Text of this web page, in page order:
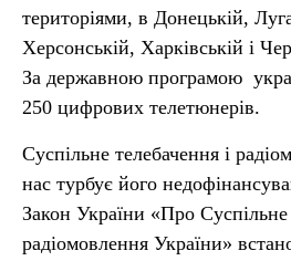
територіями, в Донецькій,
Херсонській, Харківській і
За державною програмою
250 цифрових телетюнерів.
Суспільне телебачення і
нас турбує його
Закон України «Про Суспільне
радіомовлення України»